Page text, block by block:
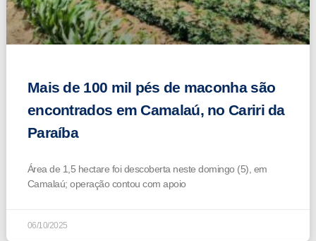
Mais de 100 mil pés de maconha são
encontrados em Camalaú, no Cariri da
Paraíba
Área de 1,5 hectare foi descoberta neste domingo (5), em
Camalaú; operação contou com apoio
06/10/2025